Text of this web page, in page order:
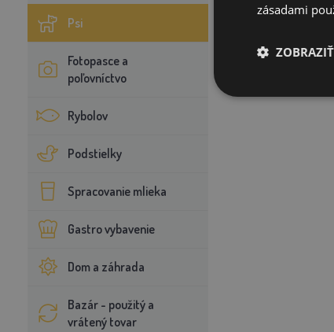
Psi
Fotopasce a
poľovníctvo
Rybolov
Podstielky
Spracovanie mlieka
Gastro vybavenie
Dom a záhrada
Bazár - použitý a
vrátený tovar
zásadami